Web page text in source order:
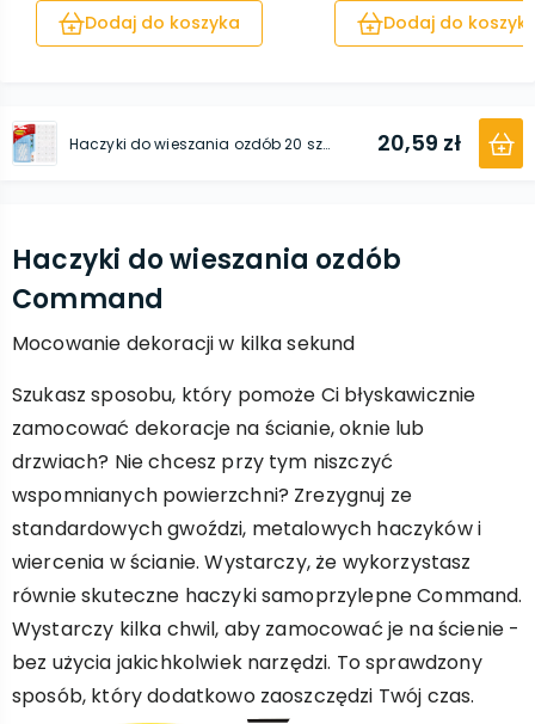
Dodaj do koszyka
Dodaj do
Haczyki do wieszania ozdób 20 szt. przezroczyste + Paski mocujące 24 szt. 20,59 zł
Haczyki do wieszania ozdób
Command
Mocowanie dekoracji w kilka sekund
Szukasz sposobu, który pomoże Ci błyskawicznie
zamocować dekoracje na ścianie, oknie lub
drzwiach? Nie chcesz przy tym niszczyć
wspomnianych powierzchni? Zrezygnuj ze
standardowych gwoździ, metalowych haczyków i
wiercenia w ścianie. Wystarczy, że wykorzystasz
równie skuteczne haczyki samoprzylepne Command.
Wystarczy kilka chwil, aby zamocować je na ścienie -
bez użycia jakichkolwiek narzędzi. To sprawdzony
sposób, który dodatkowo zaoszczędzi Twój czas.